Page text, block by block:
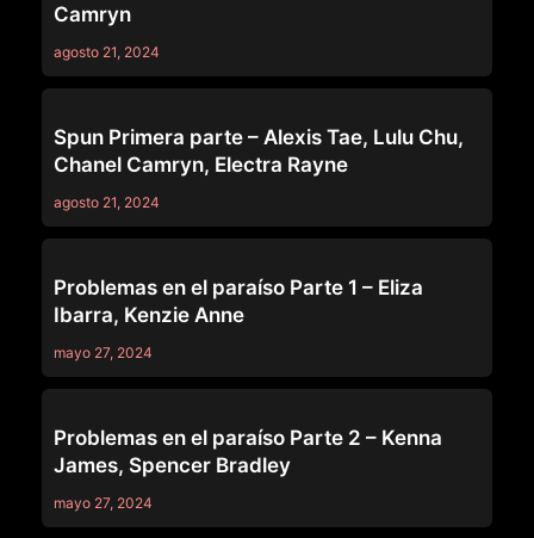
Camryn
agosto 21, 2024
Spun Primera parte – Alexis Tae, Lulu Chu,
Chanel Camryn, Electra Rayne
agosto 21, 2024
Problemas en el paraíso Parte 1 – Eliza
Ibarra, Kenzie Anne
mayo 27, 2024
Problemas en el paraíso Parte 2 – Kenna
James, Spencer Bradley
mayo 27, 2024